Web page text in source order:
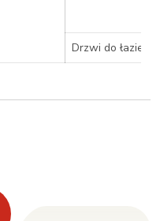
Drzwi do łazienki